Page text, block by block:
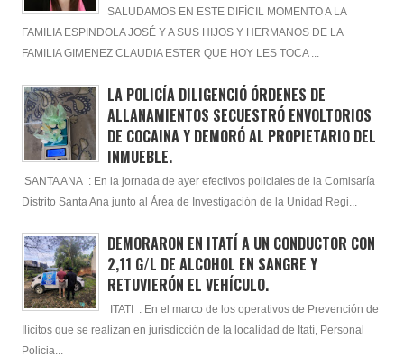
SALUDAMOS EN ESTE DIFÍCIL MOMENTO A LA
FAMILIA ESPINDOLA JOSÉ Y A SUS HIJOS Y HERMANOS DE LA
FAMILIA GIMENEZ CLAUDIA ESTER QUE HOY LES TOCA ...
LA POLICÍA DILIGENCIÓ ÓRDENES DE
ALLANAMIENTOS SECUESTRÓ ENVOLTORIOS
DE COCAINA Y DEMORÓ AL PROPIETARIO DEL
INMUEBLE.
SANTA ANA : En la jornada de ayer efectivos policiales de la Comisaría
Distrito Santa Ana junto al Área de Investigación de la Unidad Regi...
DEMORARON EN ITATÍ A UN CONDUCTOR CON
2,11 G/L DE ALCOHOL EN SANGRE Y
RETUVIERÓN EL VEHÍCULO.
ITATI : En el marco de los operativos de Prevención de
Ilícitos que se realizan en jurisdicción de la localidad de Itatí, Personal
Policia...